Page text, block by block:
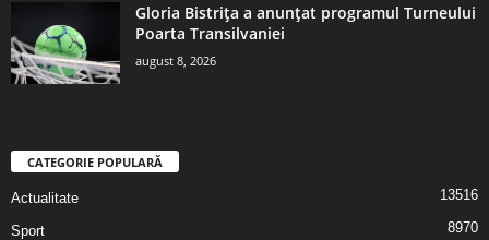
Gloria Bistrița a anunțat programul Turneului
Poarta Transilvaniei
august 8, 2026
CATEGORIE POPULARĂ
Actualitate 13516
Sport 8970